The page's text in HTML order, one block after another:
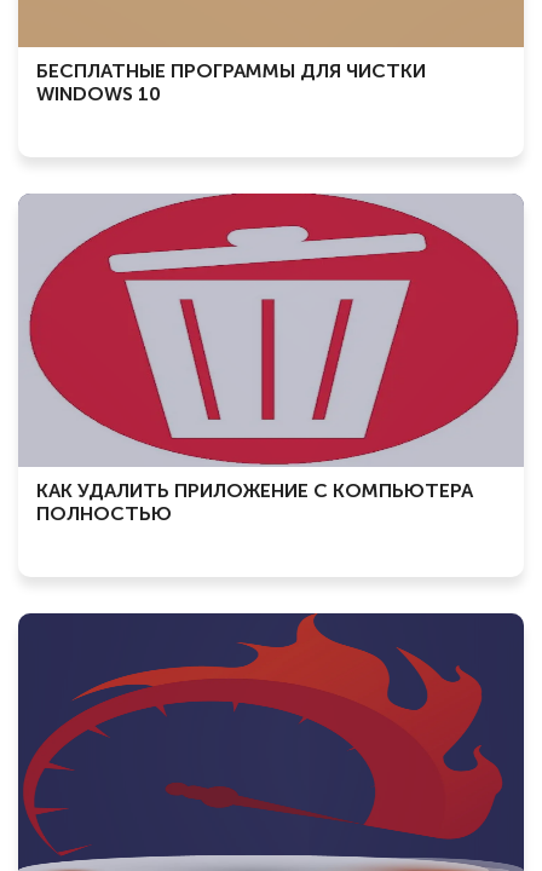
БЕСПЛАТНЫЕ ПРОГРАММЫ ДЛЯ ЧИСТКИ
WINDOWS 10
КАК УДАЛИТЬ ПРИЛОЖЕНИЕ С КОМПЬЮТЕРА
ПОЛНОСТЬЮ